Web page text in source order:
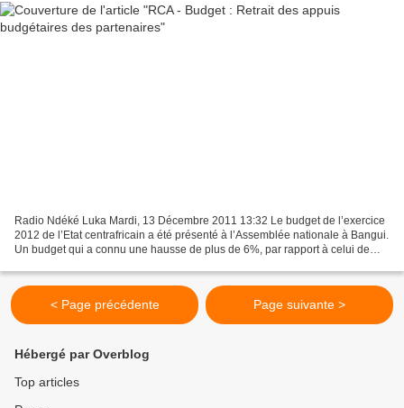
Radio Ndéké Luka Mardi, 13 Décembre 2011 13:32 Le budget de l’exercice
2012 de l’Etat centrafricain a été présenté à l’Assemblée nationale à Bangui.
Un budget qui a connu une hausse de plus de 6%, par rapport à celui de
< Page précédente Page suivante >
Hébergé par Overblog
Top articles